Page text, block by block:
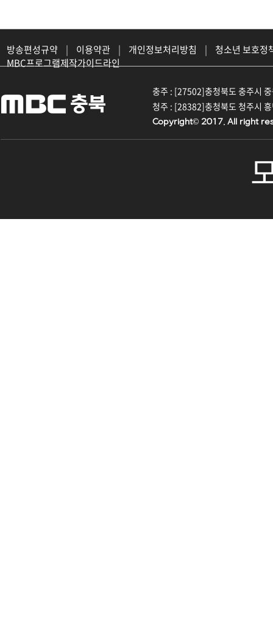
방송편성규약 | 이용약관 | 개인정보처리방침 |
청소년 보호정
MBC프로그램제작가이드라인
충주 : [27502]충청북도 충주시
청주 : [28382]충청북도 청주시
Copyright© 2017. All right